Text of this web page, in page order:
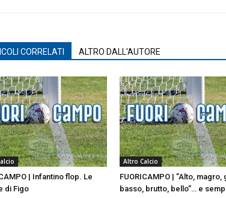
CORRELATI ALTRO DALL'AUTORE
| Infantino flop. Le
di Figo
Altro Calcio
FUORICAMPO | ”Alto, magro,
basso, brutto, bello”… e